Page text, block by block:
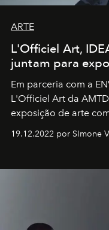
ARTE
L'Officiel Art,
juntam para
Em parceria com a
L'Officiel Art da
exposição de arte
19.12.2022 por SImone